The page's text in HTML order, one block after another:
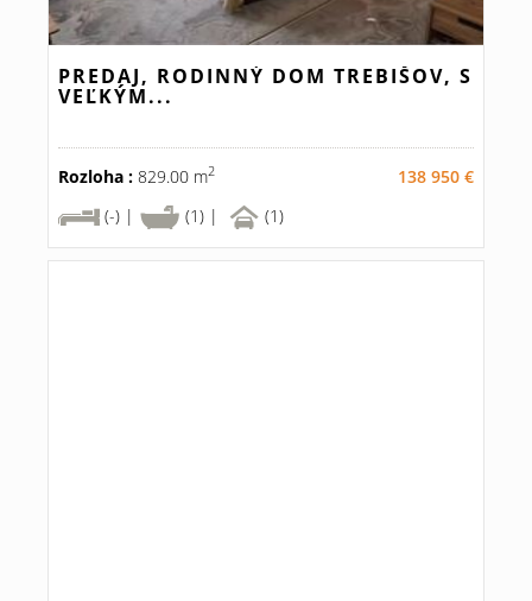
PREDAJ, RODINNÝ DOM TREBIŠOV, S
VEĽKÝM...
Rozloha : 829.00 m2
138 950 €
(-) |
(1) | (1)